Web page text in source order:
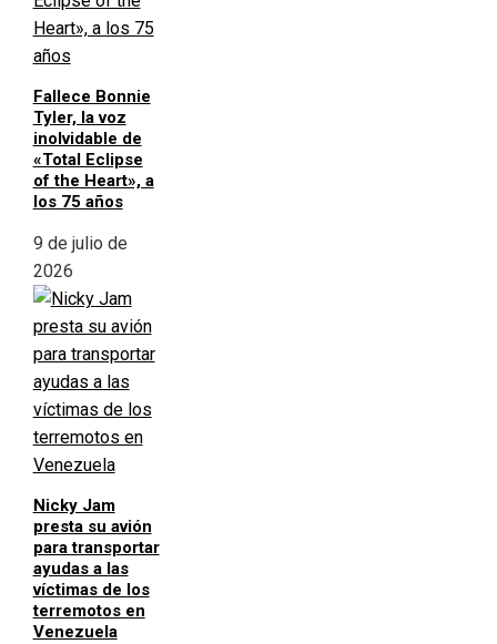
Fallece Bonnie
Tyler, la voz
inolvidable de
«Total Eclipse
of the Heart», a
los 75 años
9 de julio de
2026
Nicky Jam
presta su avión
para transportar
ayudas a las
víctimas de los
terremotos en
Venezuela